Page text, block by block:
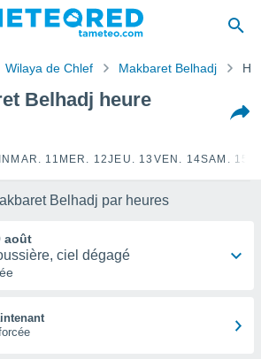
Wilaya de Chlef Makbaret Belhadj
Belhadj heure
MAR. 11 MER. 12JEU. 13 VEN. 14SAM. 15
Belhadj par heures
août
ciel dégagé